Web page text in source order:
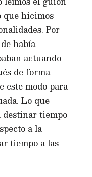
que hicimos
Por
había
actuando
de forma
este modo para
Lo que
destinar tiempo
a la
tiempo a las